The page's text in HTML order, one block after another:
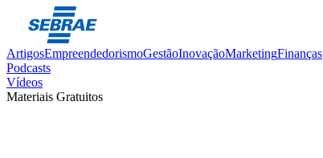
ArtigosEmpreendedorismoGestãoInovaçãoMarketingFinanças
Podcasts
Vídeos
Materiais Gratuitos